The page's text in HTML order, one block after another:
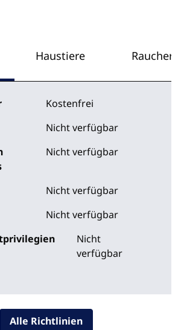
Haustiere Raucher
Kostenfrei
Nicht verfügbar
Nicht verfügbar
Nicht verfügbar
Nicht verfügbar
Nicht
verfügbar
Alle Richtlinien